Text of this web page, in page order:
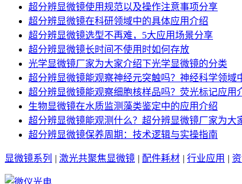
超分辨显微镜使用规范以及操作注意事项分享
超分辨显微镜在科研领域中的具体应用介绍
超分辨显微镜选型不再难，5大应用场景分享
超分辨显微镜长时间不使用时如何存放
光学显微镜厂家为大家介绍下光学显微镜的分类
超分辨显微镜能观察神经元突触吗？神经科学领域
超分辨显微镜能观察细胞核样品吗？荧光标记应用
生物显微镜在水质监测藻类鉴定中的应用介绍
超分辨显微镜能观测什么？超分辨显微镜厂家为大
超分辨显微镜保养周期：技术逻辑与实操指南
显微镜系列 激光共聚焦显微镜 配件耗材 行业应用